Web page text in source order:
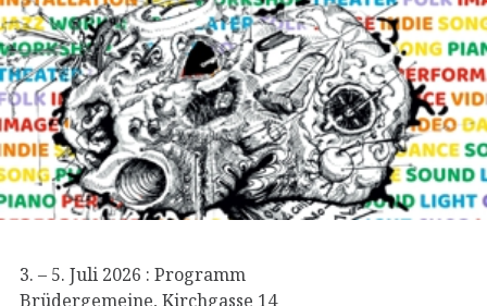
3. – 5. Juli 2026 : Programm
Brüdergemeine, Kirchgasse 14